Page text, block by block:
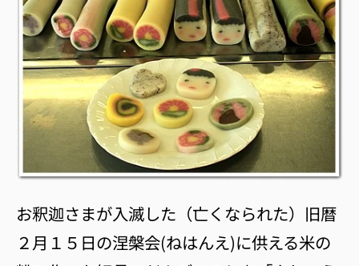
お釈迦さまが入滅した（亡くなられた）旧暦
２月１５日の涅槃会(ねはんえ)に供える米の